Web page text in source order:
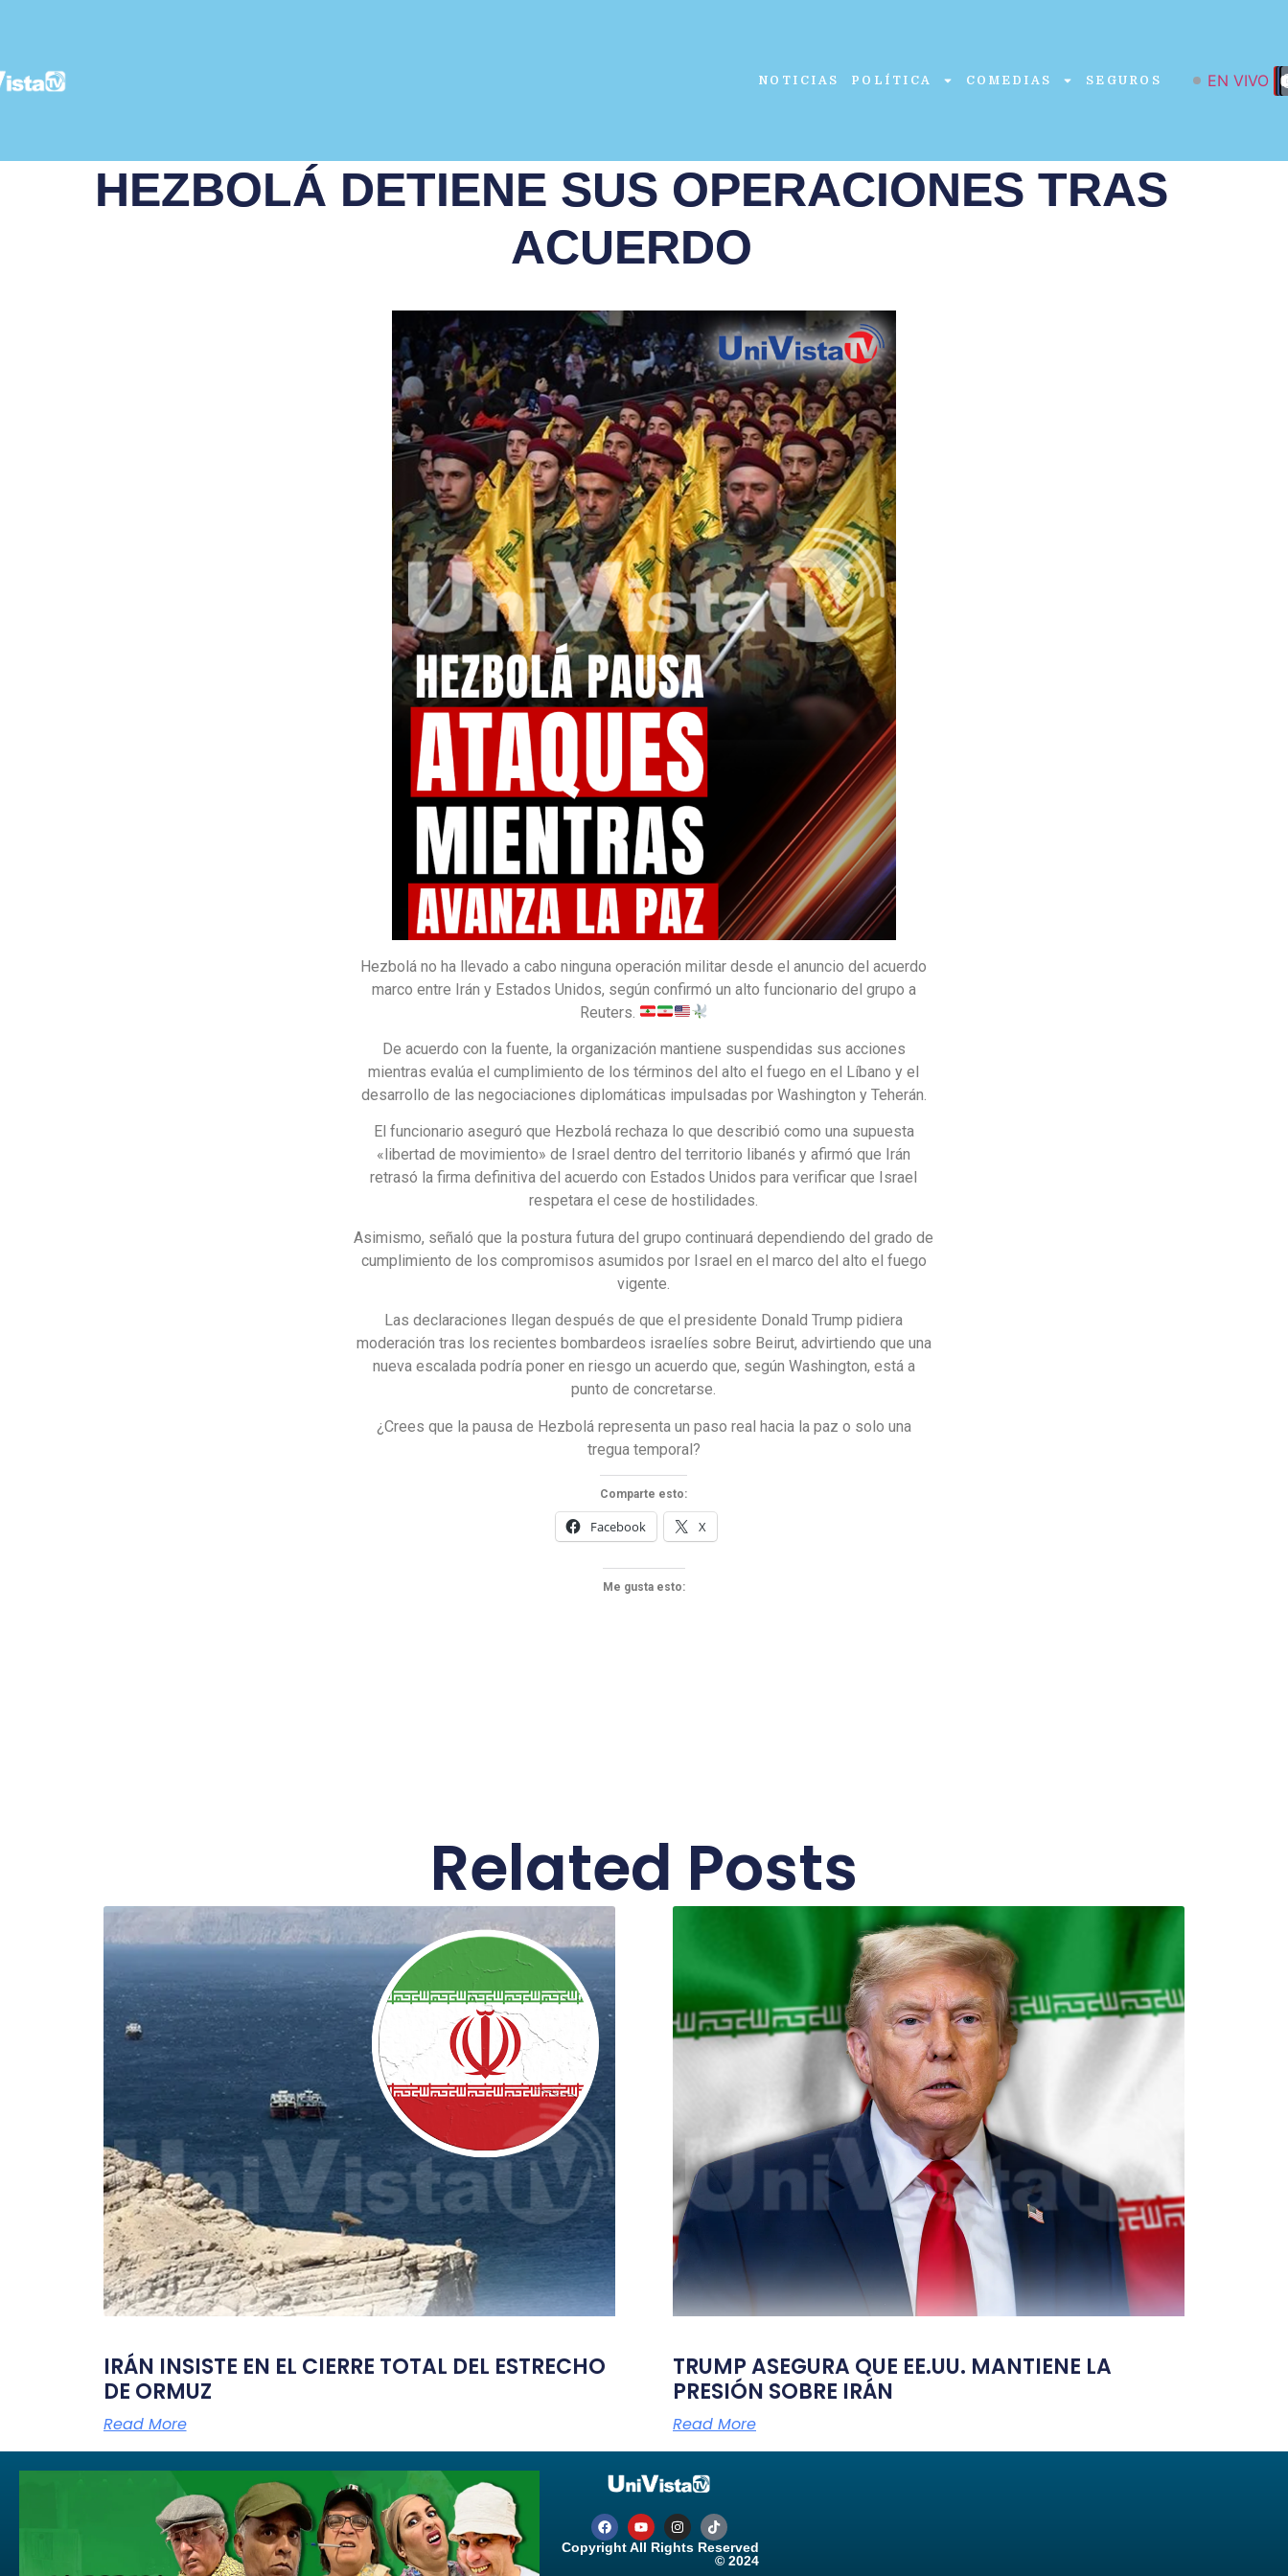
NOTICIAS POLÍTICA COMEDIAS SEGUROS EN VIVO
HEZBOLÁ DETIENE SUS OPERACIONES TRAS
ACUERDO
Hezbolá no ha llevado a cabo ninguna operación militar desde el anuncio del acuerdo
marco entre Irán y Estados Unidos, según confirmó un alto funcionario del grupo a
Reuters.
De acuerdo con la fuente, la organización mantiene suspendidas sus acciones
mientras evalúa el cumplimiento de los términos del alto el fuego en el Líbano y el
desarrollo de las negociaciones diplomáticas impulsadas por Washington y Teherán.
El funcionario aseguró que Hezbolá rechaza lo que describió como una supuesta
«libertad de movimiento» de Israel dentro del territorio libanés y afirmó que Irán
retrasó la firma definitiva del acuerdo con Estados Unidos para verificar que Israel
respetara el cese de hostilidades.
Asimismo, señaló que la postura futura del grupo continuará dependiendo del grado de
cumplimiento de los compromisos asumidos por Israel en el marco del alto el fuego
vigente.
Las declaraciones llegan después de que el presidente Donald Trump pidiera
moderación tras los recientes bombardeos israelíes sobre Beirut, advirtiendo que una
nueva escalada podría poner en riesgo un acuerdo que, según Washington, está a
punto de concretarse.
¿Crees que la pausa de Hezbolá representa un paso real hacia la paz o solo una
tregua temporal?
Comparte esto:
Facebook X
Me gusta esto:
Related Posts
IRÁN INSISTE EN EL CIERRE TOTAL DEL ESTRECHO
DE ORMUZ
Read More
TRUMP ASEGURA QUE EE.UU. MANTIENE LA
PRESIÓN SOBRE IRÁN
Read More
Copyright All Rights Reserved
© 2024